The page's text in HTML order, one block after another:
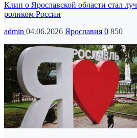
Клип о Ярославской области стал
роликом России
admin 04.06.2026 Ярославия 0 850